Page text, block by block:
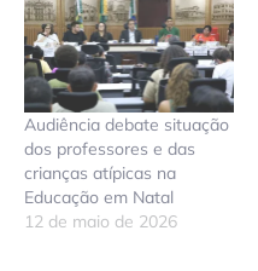
Audiência debate situação
dos professores e das
crianças atípicas na
Educação em Natal
12 de maio de 2026